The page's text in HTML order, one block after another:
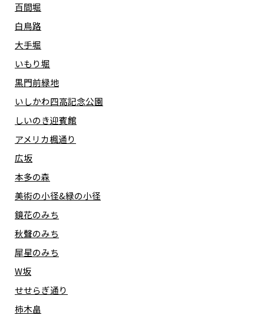
百間堀
白鳥路
大手堀
いもり堀
黒門前緑地
いしかわ四高記念公園
しいのき迎賓館
アメリカ楓通り
広坂
本多の森
美術の小径&緑の小径
鏡花のみち
秋聲のみち
犀星のみち
W坂
せせらぎ通り
柿木畠